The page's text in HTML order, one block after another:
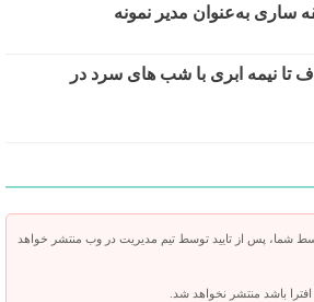
ساری به‌عنوان مدیر نمونه
تا نیمه ابری با شب های سرد در
شما، پس از تایید توسط تیم مدیریت در وب منتشر خواهد
باشد منتشر نخواهد شد.